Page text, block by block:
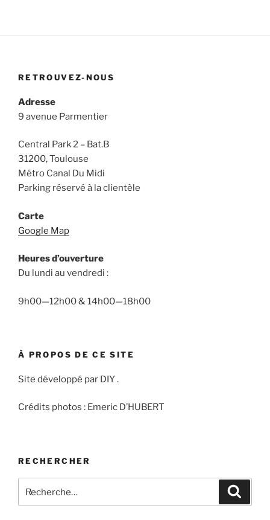
RETROUVEZ-NOUS
Adresse
9 avenue Parmentier
Central Park 2 – Bat.B
31200, Toulouse
Métro Canal Du Midi
Parking réservé à la clientèle
Carte
Google Map
Heures d’ouverture
Du lundi au vendredi :
9h00—12h00 & 14h00—18h00
À PROPOS DE CE SITE
Site développé par DIY .
Crédits photos : Emeric D’HUBERT
RECHERCHER
pour